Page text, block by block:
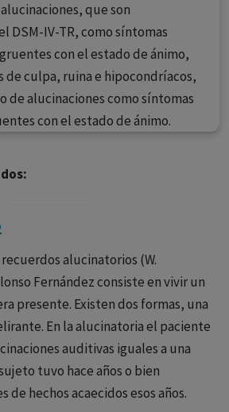
que son
DSM-IV-TR, como síntomas
con el estado de ánimo,
de culpa, ruina e hipocondríacos,
de alucinaciones como síntomas
con el estado de ánimo.
alucinatorios (W.
Fernández consiste en vivir un
presente. Existen dos formas, una
En la alucinatoria el paciente
auditivas iguales a una
tuvo hace años o bien
de hechos acaecidos esos años.